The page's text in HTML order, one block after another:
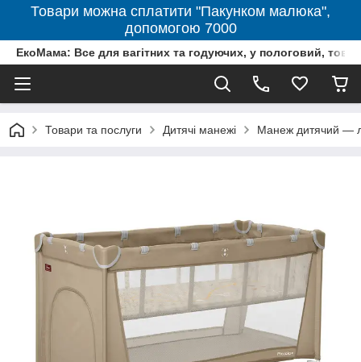
Товари можна сплатити "Пакунком малюка",
допомогою 7000
ЕкоМама: Все для вагітних та годуючих, у пологовий,
Товари та послуги Дитячі манежі Манеж дитячий —